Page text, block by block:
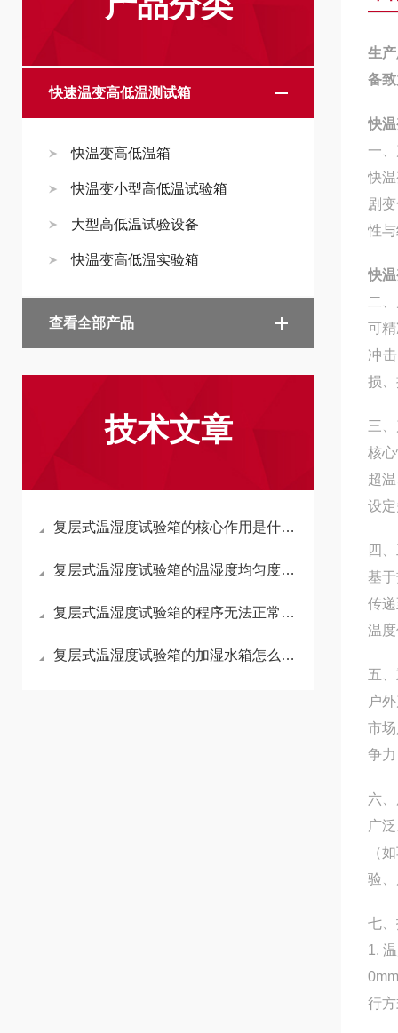
快速温变高低温测试箱
快温变高低温箱
快温变小型高低温试验箱
大型高低温试验设备
快温变高低温实验箱
查看全部产品
技术文章
复层式温湿度试验箱的核心作用是什么？
复层式温湿度试验箱的温湿度均匀度超标，怎么排查解决？
复层式温湿度试验箱的程序无法正常运行，如何解决？
复层式温湿度试验箱的加湿水箱怎么加水？
生
备
快
一
快
剧
性
快
二
可
冲
损
三
核
超
设
四
基
传
温
五
户
市
争
六
广
（
验
七
1.
行